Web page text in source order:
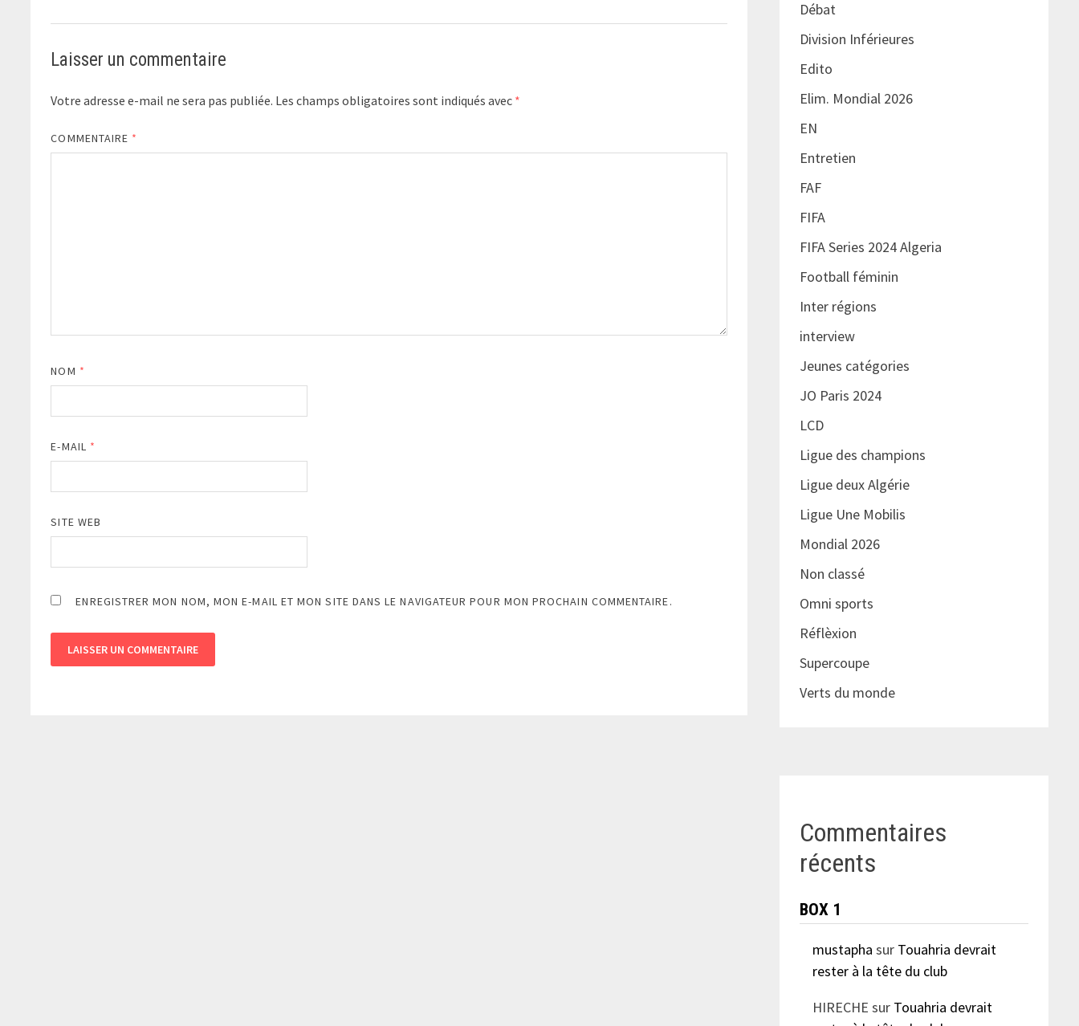
Laisser un commentaire
Votre adresse e-mail ne sera pas publiée. Les champs obligatoires sont indiqués avec *
COMMENTAIRE *
NOM *
E-MAIL *
SITE WEB
ENREGISTRER MON NOM, MON E-MAIL ET MON SITE DANS LE NAVIGATEUR POUR MON PROCHAIN COMMENTAIRE.
Débat
Division Inférieures
Edito
Elim. Mondial 2026
EN
Entretien
FAF
FIFA
FIFA Series 2024 Algeria
Football féminin
Inter régions
interview
Jeunes catégories
JO Paris 2024
LCD
Ligue des champions
Ligue deux Algérie
Ligue Une Mobilis
Mondial 2026
Non classé
Omni sports
Réflèxion
Supercoupe
Verts du monde
Commentaires
récents
BOX 1
mustapha sur Touahria devrait
rester à la tête du club
HIRECHE sur Touahria devrait